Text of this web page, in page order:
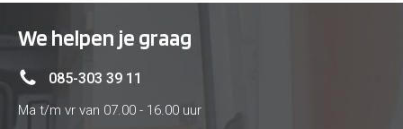
We helpen je graag
085-303 39 11
Ma t/m vr van 07.00 - 16.00 uur